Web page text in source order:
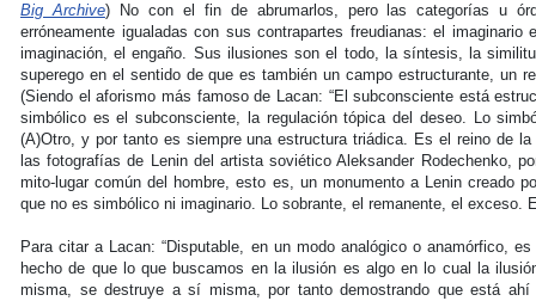
Big Archive) No con el fin de abrumarlos, pero las categorías u
erróneamente igualadas con sus contrapartes freudianas: el
imaginación, el engaño. Sus ilusiones son el todo, la síntesis, la
superego en el sentido de que es también un campo estructurante, un
(Siendo el aforismo más famoso de Lacan: “El subconsciente está
simbólico es el subconsciente, la regulación tópica del deseo. Lo
(A)Otro, y por tanto es siempre una estructura triádica. Es el reino de
las fotografías de Lenin del artista soviético Aleksander Rodechenko,
mito-lugar común del hombre, esto es, un monumento a Lenin creado
que no es simbólico ni imaginario. Lo sobrante, el remanente, el exceso.
Para citar a Lacan: “Disputable, en un modo analógico o anamórfico,
hecho de que lo que buscamos en la ilusión es algo en lo cual la
misma, se destruye a sí misma, por tanto demostrando que está ahí